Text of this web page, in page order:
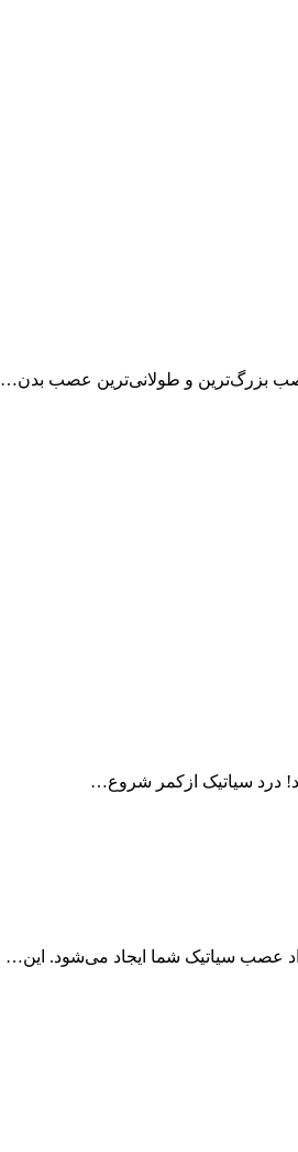
بزرگ‌ترین و طولانی‌ترین عصب بدن…
درد سیاتیک ازکمر شروع…
عصب سیاتیک شما ایجاد می‌شود. این…